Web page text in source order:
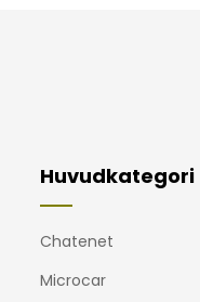
Huvudkategori
Chatenet
Microcar